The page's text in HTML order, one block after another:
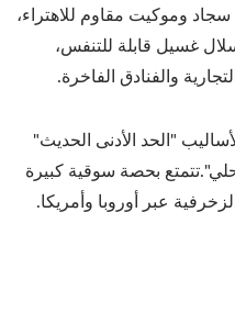
سجاد وموكيت مقاوم للاهتراء،
غسيل قابلة للتنفس،
والفنادق الفاخرة.
"الحد الأدنى الحديث"
بحصة سوقية كبيرة
عبر أوروبا وأمريكا.